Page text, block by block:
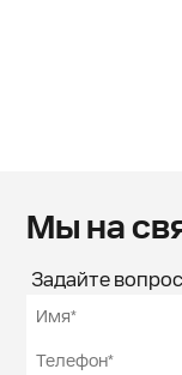
Мы на
Задайте